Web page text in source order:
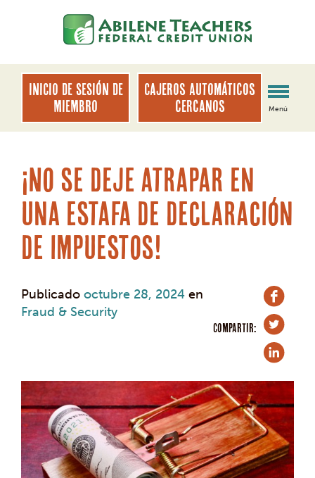
de
sesión
web
INICIO DE SESIÓN DE
MIEMBRO
Cajeros automáticos
cercanos
Menú
¡No se deje atrapar en
una estafa de declaración
de impuestos!
Publicado octubre 28, 2024 en
Fraud & Security
COMPARTIR: